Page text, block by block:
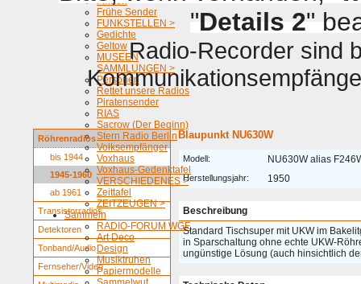
Frühe Sender
FUNKSTELLEN >
Gedichte
Geltow
MUSEEN
SAMMLUNGEN >
Personen
Rettet unsere Radios
Piratensender
RIAS
Sacrow (Der Beginn)
Stern Radio Berlin
Volksempfänger
Voxhaus
Voxhaus-Gedenktafel
VERSCHIEDENES >
Zeittafel
ZEITZEUGEN >
Sammeln
RADIO-FORUM WGF
Art Deco
Design
Musiktruhen
Papiermodelle
"Details 2"
Radio-Recorder sind
Röhrenradios
bis 1944
1945-1960
ab 1961
Transistorradios
Detektoren
Tonband/Audio
Fernseher/Video
Blaupunkt NU630W
Modell: NU630W alias
Herstellungsjahr: 1950
Beschreibung
Standard Tischsuper mit UKW im
in Sparschaltung ohne echte UKW-
ungünstige Lösung (auch hinsichtlich